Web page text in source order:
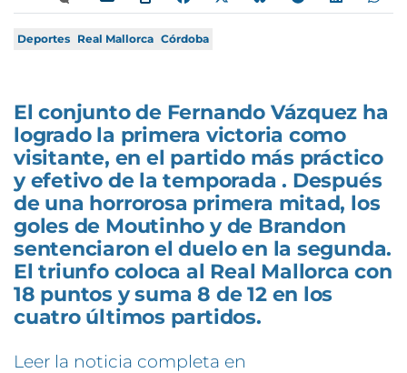
Deportes Real Mallorca Córdoba
El conjunto de Fernando Vázquez ha
logrado la primera victoria como
visitante, en el partido más práctico
y efetivo de la temporada . Después
de una horrorosa primera mitad, los
goles de Moutinho y de Brandon
sentenciaron el duelo en la segunda.
El triunfo coloca al Real Mallorca con
18 puntos y suma 8 de 12 en los
cuatro últimos partidos.
Leer la noticia completa en